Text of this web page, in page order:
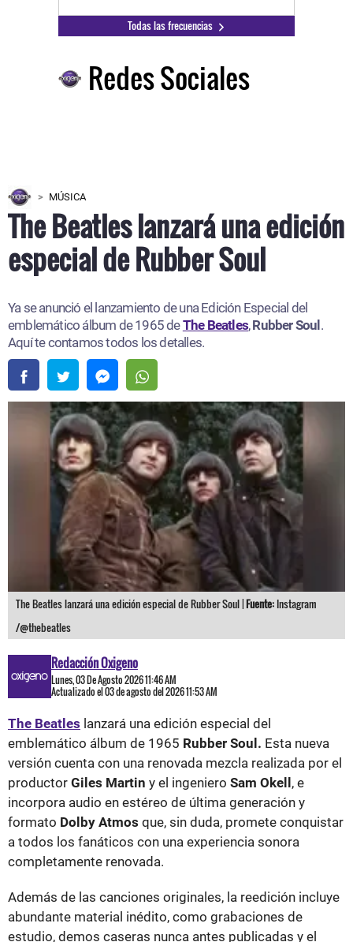
Todas las frecuencias
Redes Sociales
MÚSICA
The Beatles lanzará una edición
especial de Rubber Soul
Ya se anunció el lanzamiento de una Edición Especial del
emblemático álbum de 1965 deThe Beatles,Rubber Soul .
Aquí te contamos todos los detalles.
The Beatles lanzará una edición especial de Rubber Soul |Fuente: Instagram
/@thebeatles
Redacción Oxigeno
Lunes, 03 De Agosto 2026 11:46 AM
Actualizado el 03 de agosto del 2026 11:53 AM
The Beatles lanzará una edición especial del
emblemático álbum de 1965 Rubber Soul. Esta nueva
versión cuenta con una renovada mezcla realizada por el
productor Giles Martin y el ingeniero Sam Okell , e
incorpora audio en estéreo de última generación y
formato Dolby Atmos que, sin duda, promete conquistar
a todos los fanáticos con una experiencia sonora
completamente renovada.
Además de las canciones originales, la reedición incluye
abundante material inédito, como grabaciones de
estudio, demos caseras nunca antes publicadas y el